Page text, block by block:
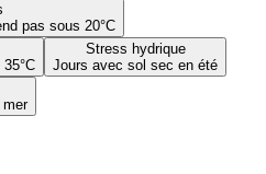
pas sous 20°C
Stress hydrique
Jours avec sol sec en été
mer